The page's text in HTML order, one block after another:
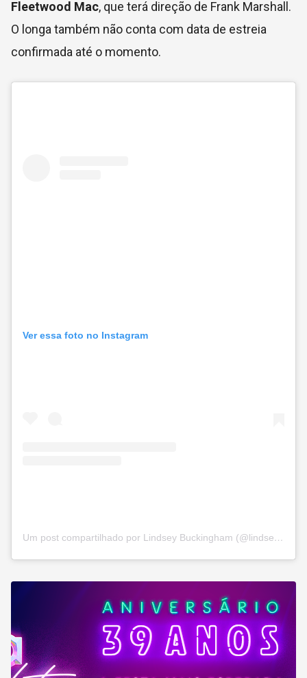
Fleetwood Mac, que terá direção de Frank Marshall.
O longa também não conta com data de estreia
confirmada até o momento.
Ver essa foto no Instagram
Um post compartilhado por Lindsey Buckingham (@lindseybuckingham)